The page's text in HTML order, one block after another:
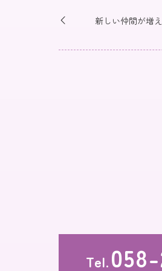
新しい仲間が増
Tel.